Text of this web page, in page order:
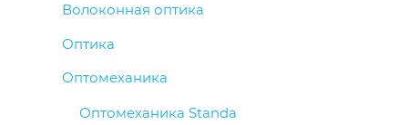
Волоконная оптика
Оптика
Оптомеханика
Оптомеханика Standa